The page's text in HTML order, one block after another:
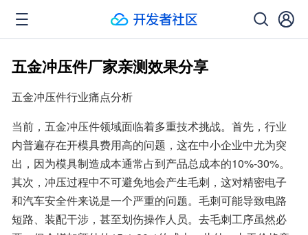
五金冲压件厂家亲测效果分享
五金冲压件行业痛点分析
当前，五金冲压件领域面临着多重技术挑战。首先，行业
内普遍存在开模具费用高的问题，这在中小企业中尤为突
出，因为模具制造成本通常占到产品总成本的10%-30%。
其次，冲压过程中不可避免地会产生毛刺，这对精密电子
和汽车安全件来说是一个严重的问题。毛刺可能导致电路
短路、装配干涉，甚至划伤操作人员。去毛刺工序虽然必